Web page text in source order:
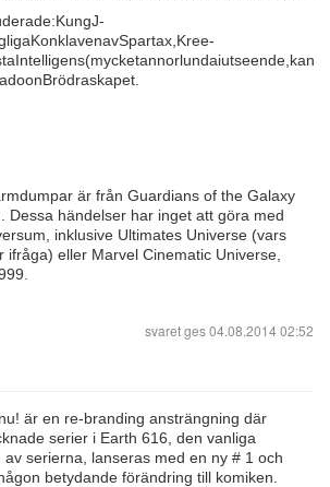
är från Guardians of the Galaxy
Dessa händelser har inget att göra med
inklusive Ultimates Universe (vars
ifråga) eller Marvel Cinematic Universe,
svaret ges04.08.2014 02:52
är en re-branding ansträngning där
serier i Earth 616, den vanliga
av serierna, lanseras med en ny # 1 och
betydande förändring till komiken.